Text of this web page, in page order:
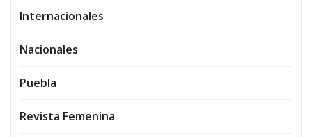
Internacionales
Nacionales
Puebla
Revista Femenina